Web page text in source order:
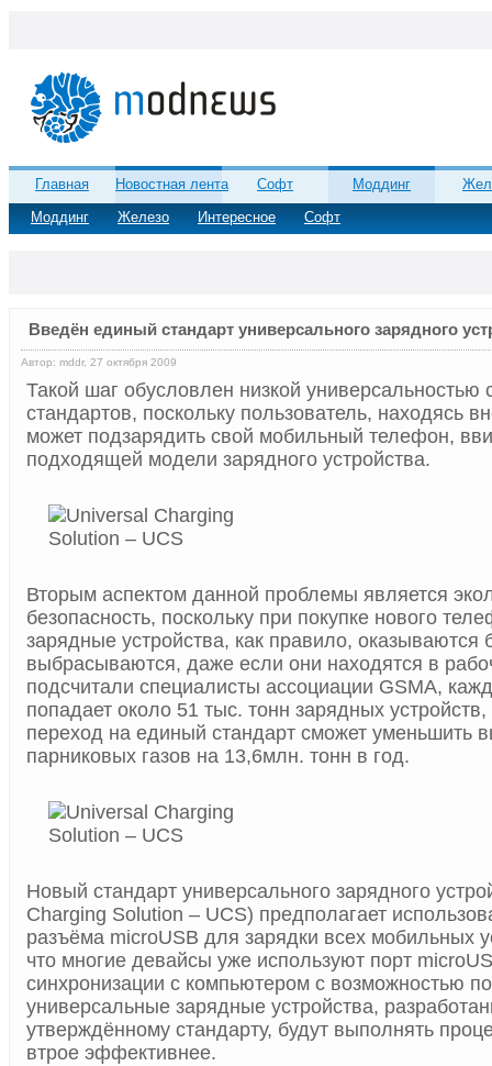
Главная
Новостная лента
Моддинг
Железо Интересное Софт
Софт Моддинг
Введён единый стандарт универсального зарядного
Автор: mddr, 27 октября 2009
Такой шаг обусловлен низкой
стандартов, поскольку пользователь, находясь
может подзарядить свой мобильный телефон,
подходящей модели зарядного устройства.
Вторым аспектом данной проблемы является
безопасность, поскольку при покупке нового
зарядные устройства, как правило, оказываются
выбрасываются, даже если они находятся в
подсчитали специалисты ассоциации GSMA,
попадает около 51 тыс. тонн зарядных
переход на единый стандарт сможет уменьшить
парниковых газов на 13,6млн. тонн в год.
Новый стандарт универсального зарядного
Charging Solution – UCS) предполагает
разъёма microUSB для зарядки всех мобильных
что многие девайсы уже используют порт
синхронизации с компьютером с возможностью
универсальные зарядные устройства,
утверждённому стандарту, будут выполнять
втрое эффективнее.